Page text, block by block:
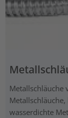
Metallschläuche
wasserdichte